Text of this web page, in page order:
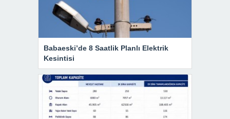
Babaeski’de 8 Saatlik Planlı Elektrik
Kesintisi